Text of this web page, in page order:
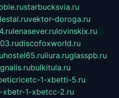
starbucksvia.ru
vektor-doroga.ru
lenasever.rulovinskix.ru
discofoxworld.ru
hostel65.ruliura.ruglasspb.ru
gnalis.rubulkitula.ru
1-xbetti-5.ru
xbetr-1-xbetcc-2.ru